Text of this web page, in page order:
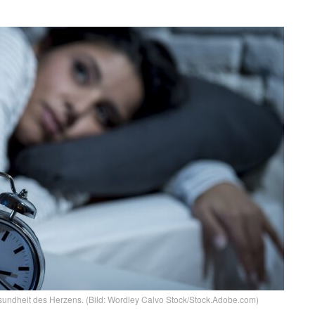
des Herzens. (Bild: Wordley Calvo Stock/Stock.Adobe.com)